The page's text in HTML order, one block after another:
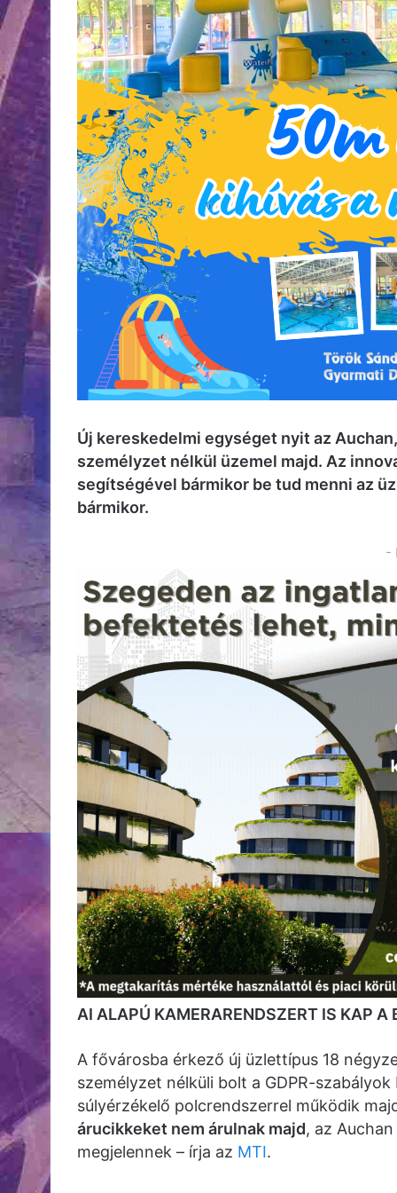
Új kereskedelmi egységet nyit az
személyzet nélkül üzemel majd. Az
segítségével bármikor be tud menni az
bármikor.
-
AI ALAPÚ KAMERARENDSZERT IS KAP A
A fővárosba érkező új üzlettípus 18
személyzet nélküli bolt a GDPR-
súlyérzékelő polcrendszerrel működik
árucikkeket nem árulnak majd, az
megjelennek – írja az MTI.